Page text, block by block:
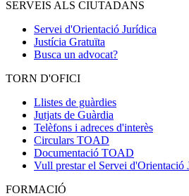
SERVEIS ALS CIUTADANS
Servei d'Orientació Jurídica
Justícia Gratuïta
Busca un advocat?
TORN D'OFICI
Llistes de guàrdies
Jutjats de Guàrdia
Telèfons i adreces d'interès
Circulars TOAD
Documentació TOAD
Vull prestar el Servei d'Orientació
FORMACIÓ